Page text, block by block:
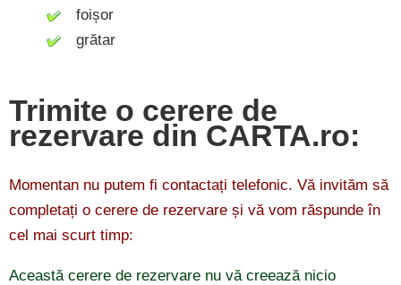
foișor
grătar
Trimite o cerere de
rezervare din CARTA.ro:
Momentan nu putem fi contactați telefonic. Vă invităm să
completați o cerere de rezervare și vă vom răspunde în
cel mai scurt timp:
Această cerere de rezervare nu vă creează nicio